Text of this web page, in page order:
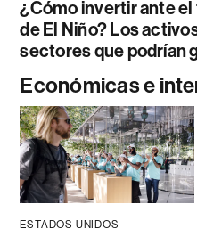
¿Cómo invertir ante
de El Niño? Los
sectores que podrían
Económicas e
ESTADOS UNIDOS